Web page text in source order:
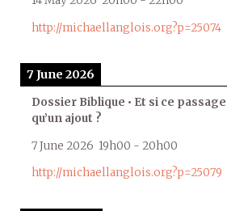
http://michaellanglois.org?p=25074
7 June 2026
Dossier Biblique • Et si ce
qu’un ajout ?
7 June 2026 19h00 - 20h00
http://michaellanglois.org?p=25079